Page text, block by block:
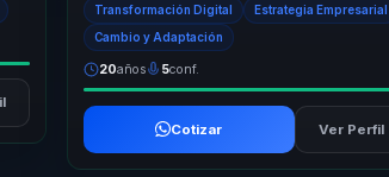
Convier...
Transformación Digital Estrategia Empresarial
Cambio y Adaptación
20años 5conf.
Cotizar Ver Perfil